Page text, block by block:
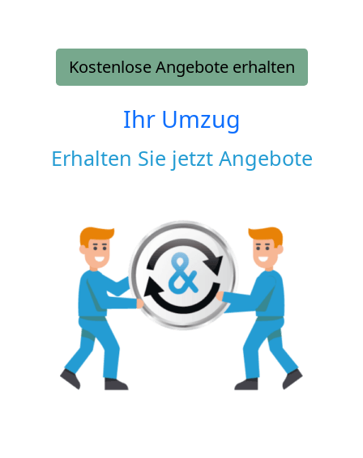
Kostenlose Angebote erhalten
Ihr Umzug
Erhalten Sie jetzt Angebote